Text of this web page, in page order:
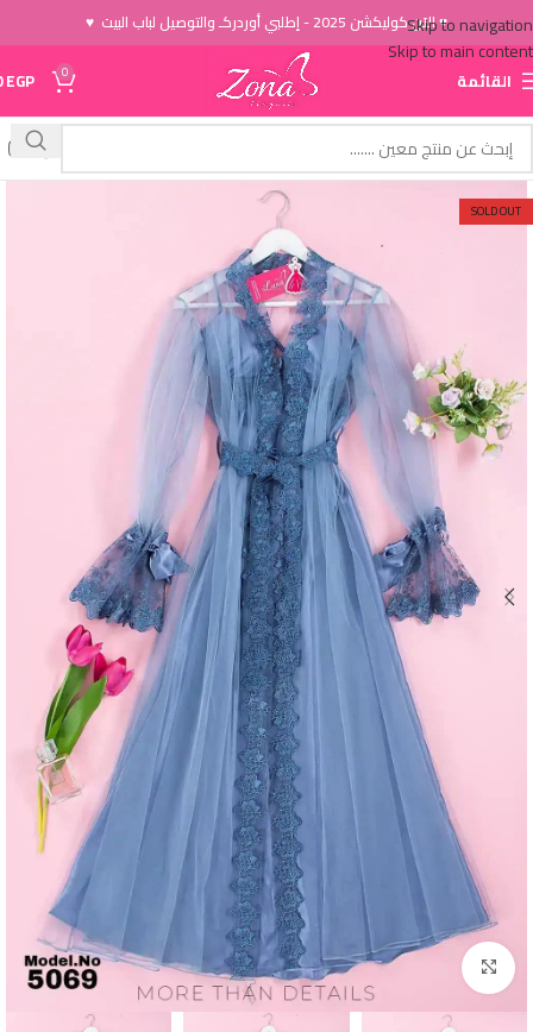
Skip to navigation
Skip to main content
♥ الاَن كوليكشن 2025 - إطلبي أوردركـ والتوصيل لباب البيت ♥
القائمة 0
EGP
SOLD OUT
Click to enlarge